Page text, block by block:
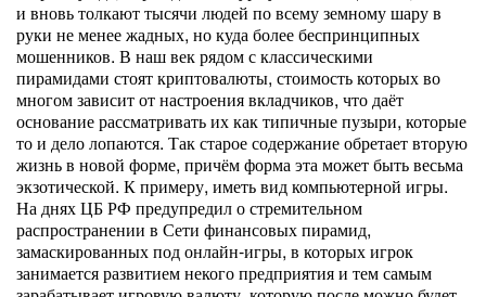
и вновь толкают тысячи людей по всему земному шару в
руки не менее жадных, но куда более беспринципных
мошенников. В наш век рядом с классическими
пирамидами стоят криптовалюты, стоимость которых во
многом зависит от настроения вкладчиков, что даёт
основание рассматривать их как типичные пузыри, которые
то и дело лопаются. Так старое содержание обретает вторую
жизнь в новой форме, причём форма эта может быть весьма
экзотической. К примеру, иметь вид компьютерной игры.
На днях ЦБ РФ предупредил о стремительном
распространении в Сети финансовых пирамид,
замаскированных под онлайн-игры, в которых игрок
занимается развитием некого предприятия и тем самым